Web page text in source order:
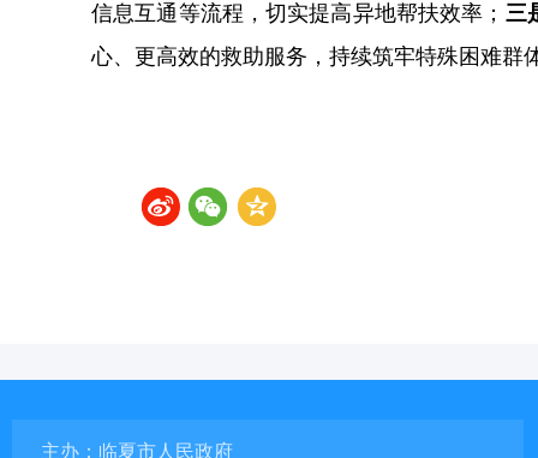
信息互通等流程，切实提高异地帮扶效率； 三
心、更高效的救助服务，持续筑牢特殊困难群
主办：临夏市人民政府